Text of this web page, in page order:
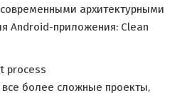
архитектурными
Android-приложения: Clean
process
более сложные проекты,